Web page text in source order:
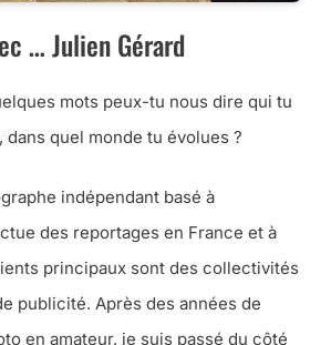
… Julien Gérard
mots peux-tu nous dire qui tu
quel monde tu évolues ?
indépendant basé à
des reportages en France et à
principaux sont des collectivités
publicité. Après des années de
en amateur, je suis passé du côté